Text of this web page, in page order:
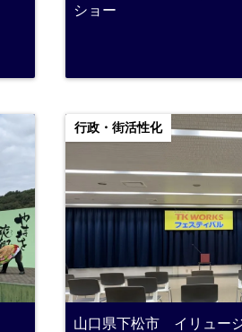
ショー
行政・街活性化
山口県下松市 イリュー